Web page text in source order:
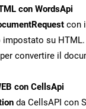
con WordsApi
con
su HTML.
convertire il
con CellsApi
da CellsAPI con